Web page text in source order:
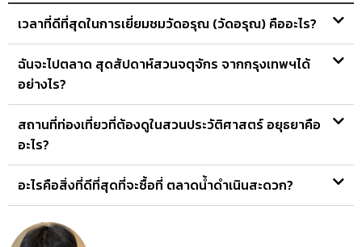
เวลาที่ดีที่สุดในการเยี่ยมชมวัดอรุณ (วัดอรุณ) คืออะไร?
ฉันจะไปตลาด สุดสัปดาห์สวนจตุจักร จากกรุงเทพฯได้
อย่างไร?
สถานที่ท่องเที่ยวที่ต้องดูในสวนประวัติศาสตร์ อยุธยาคือ
อะไร?
อะไรคือสิ่งที่ดีที่สุดที่จะซื้อที่ ตลาดน้ำดำเนินสะดวก?